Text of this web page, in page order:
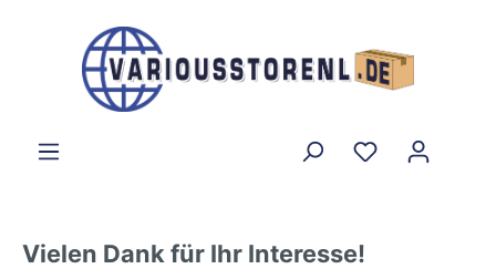
Vielen Dank für Ihr Interesse!